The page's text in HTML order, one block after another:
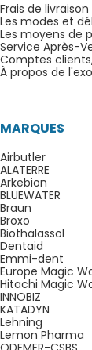
Frais de livraison
Les modes et
Les moyens de
Service Après-
Comptes
À propos de
MARQUES
Airbutler
ALATERRE
Arkebion
BLUEWATER
Braun
Broxo
Biothalassol
Dentaid
Emmi-dent
Europe Magic
Hitachi Magic
INNOBIZ
KATADYN
Lehning
Lemon Pharma